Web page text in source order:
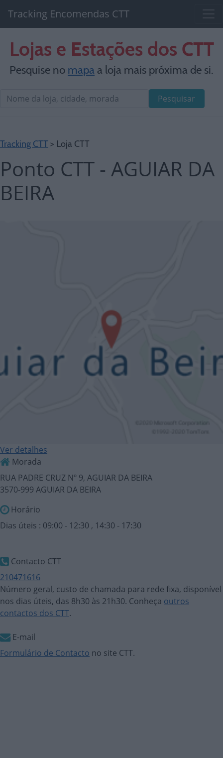
Tracking Encomendas CTT
Lojas e Estações dos CTT
Pesquise no mapaa loja mais próxima de si.
Pesquisar
Tracking CTT > Loja CTT
Ponto CTT - AGUIAR DA
BEIRA
Ver detalhes
Morada
RUA PADRE CRUZ Nº 9, AGUIAR DA BEIRA
3570-999 AGUIAR DA BEIRA
Horário
Dias úteis : 09:00 - 12:30 , 14:30 - 17:30
Contacto CTT
210471616
Número geral, custo de chamada para rede fixa, disponível
nos dias úteis, das 8h30 às 21h30. Conheça outros
contactos dos CTT.
E-mail
Formulário de Contacto no site CTT.